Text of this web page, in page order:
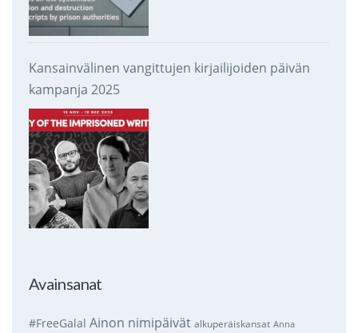
Kansainvälinen vangittujen kirjailijoiden päivän
kampanja 2025
Avainsanat
#FreeGalal Ainon nimipäivät alkuperäiskansat Anna